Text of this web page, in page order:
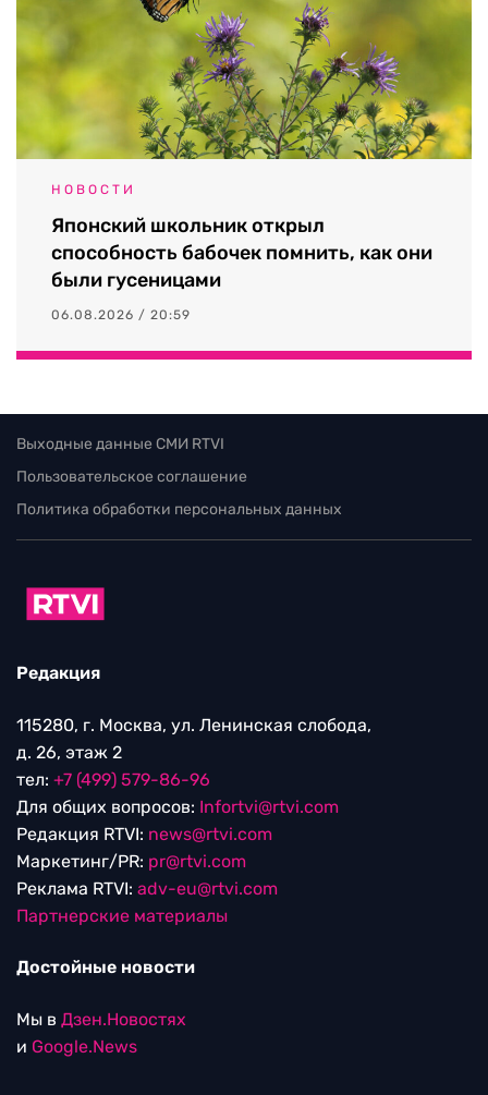
НОВОСТИ
Японский школьник открыл
способность бабочек помнить, как они
были гусеницами
06.08.2026 / 20:59
Выходные данные СМИ RTVI
Пользовательское соглашение
Политика обработки персональных данных
Редакция
115280, г. Москва, ул. Ленинская слобода,
д. 26, этаж 2
тел: +7 (499) 579-86-96
Для общих вопросов: Infortvi@rtvi.com
Редакция RTVI: news@rtvi.com
Маркетинг/PR: pr@rtvi.com
Реклама RTVI: adv-eu@rtvi.com
Партнерские материалы
Достойные новости
Мы в Дзен.Новостях
и Google.News